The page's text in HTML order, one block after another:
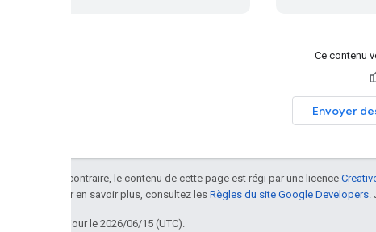
Ce contenu
Envoyer
Sauf indication contraire, le contenu de cette page est régi par une licence
. Pour en savoir plus, consultez les Règles du site Google Developers
Dernière mise à jour le 2026/06/15 (UTC).